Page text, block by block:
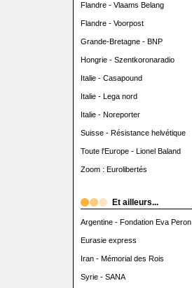
Flandre - Vlaams Belang
Flandre - Voorpost
Grande-Bretagne - BNP
Hongrie - Szentkoronaradio
Italie - Casapound
Italie - Lega nord
Italie - Noreporter
Suisse - Résistance helvétique
Toute l'Europe - Lionel Baland
Zoom : Eurolibertés
Et ailleurs...
Argentine - Fondation Eva Peron
Eurasie express
Iran - Mémorial des Rois
Syrie - SANA